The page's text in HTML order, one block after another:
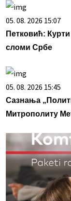
05. 08. 2026 15:07
Петковић:
сломи Србе
05. 08. 2026 15:45
Сазнања
Митрополиту